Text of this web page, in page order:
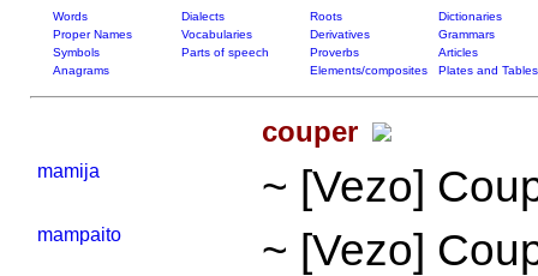
Words Dialects Roots
Dictionaries
Proper Names
Vocabularies Derivatives
Grammars
Symbols
Parts of speech Proverbs
Articles
Anagrams
Elements/composites Plates and Tables
couper
mamija ~ [Vezo]
mampaito ~ [Vezo]